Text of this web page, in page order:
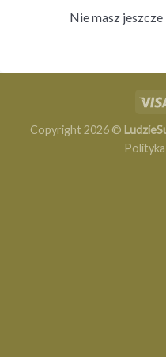
Nie masz jeszcze
Copyright 2026 ©